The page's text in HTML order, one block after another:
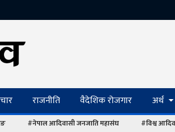
राजनीति वैदेशिक रोजगार अर्थ
#नेपाल आदिवासी जनजाति महासंघ #विश्व